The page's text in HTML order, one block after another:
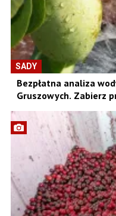
SADY
Bezpłatna analiza
Gruszowych. Zabierz